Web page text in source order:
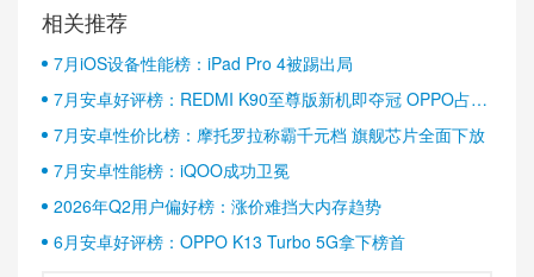
相关推荐
7月iOS设备性能榜：iPad Pro 4被踢出局
7月安卓好评榜：REDMI K90至尊版新机即夺冠 OPPO占据
半壁江山
7月安卓性价比榜：摩托罗拉称霸千元档 旗舰芯片全面下放
7月安卓性能榜：iQOO成功卫冕
2026年Q2用户偏好榜：涨价难挡大内存趋势
6月安卓好评榜：OPPO K13 Turbo 5G拿下榜首